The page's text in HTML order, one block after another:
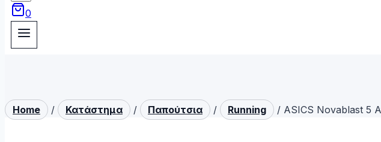
0
Home / Κατάστημα / Παπούτσια / Running / ASICS Novablast 5